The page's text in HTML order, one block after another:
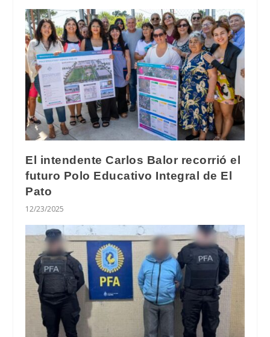
El intendente Carlos Balor recorrió el
futuro Polo Educativo Integral de El
Pato
12/23/2025